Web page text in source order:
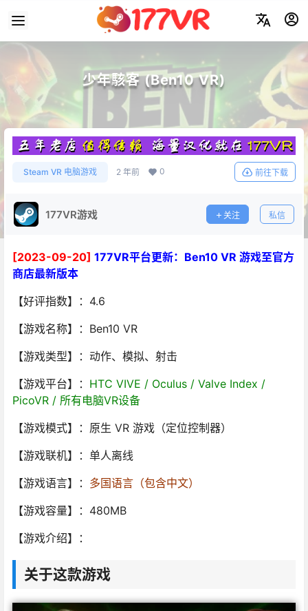
少年駭客 (Ben10 VR)
Steam VR 电脑游戏 2 年前 0 前往下载
177VR游戏 关注 私信
[2023-09-20] 177VR平台更新：Ben10 VR 游戏至官方
商店最新版本
【好评指数】：4.6
【游戏名称】：Ben10 VR
【游戏类型】：动作、模拟、射击
【游戏平台】： HTC VIVE / Oculus / Valve Index /
PicoVR / 所有电脑VR设备
【游戏模式】：原生 VR 游戏（定位控制器）
【游戏联机】：单人离线
【游戏语言】： 多国语言（包含中文）
【游戏容量】：480MB
【游戏介绍】：
关于这款游戏